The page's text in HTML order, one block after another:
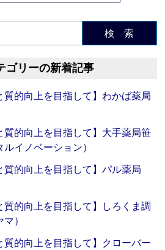
検 索
ゴリーの新着記事
質的向上を目指して】わかば薬局
質的向上を目指して】大手薬局笹
イノベーション）
質的向上を目指して】パル薬局
質的向上を目指して】しろくま調
）
質的向上を目指して】クローバー